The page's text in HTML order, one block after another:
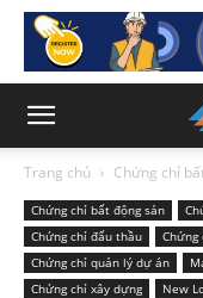
Trang chủ Chứng chỉ
Chứng chỉ bất động sản
Chứng chỉ đấu thầu
Chứng
Chứng chỉ quản lý dự án
Chứng chỉ xây dựng
New